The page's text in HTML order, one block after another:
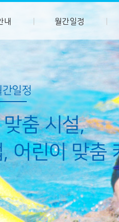
내 월간일정
간일정
맞춤 시설,
어린이 맞춤